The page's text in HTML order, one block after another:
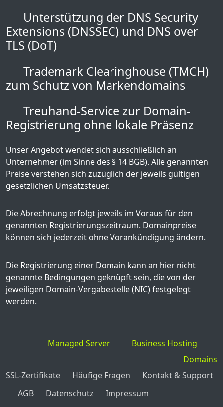
Unterstützung der DNS Security
Extensions (DNSSEC) und DNS over
TLS (DoT)
Trademark Clearinghouse (TMCH)
zum Schutz von Markendomains
Treuhand-Service zur Domain-
Registrierung ohne lokale Präsenz
Unser Angebot wendet sich ausschließlich an
Unternehmer (im Sinne des § 14 BGB). Alle genannten
Preise verstehen sich zuzüglich der jeweils gültigen
gesetzlichen Umsatzsteuer.
Die Abrechnung erfolgt jeweils im Voraus für den
genannten Registrierungszeitraum. Domainpreise
können sich jederzeit ohne Vorankündigung ändern.
Die Registrierung einer Domain kann an hier nicht
genannte Bedingungen geknüpft sein, die von der
jeweiligen Domain-Vergabestelle (NIC) festgelegt
werden.
Managed Server
Business Hosting
Domains
SSL-Zertifikate
Häufige Fragen
Kontakt & Support
AGB
Datenschutz Impressum